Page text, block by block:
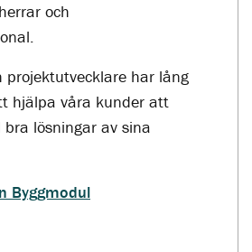
och
projektutvecklare har lång
hjälpa våra kunder att
lösningar av sina
Byggmodul